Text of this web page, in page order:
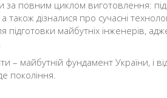
за повним циклом виготовлення:
також дізналися про сучасні
підготовки майбутніх інженерів,
– майбутній фундамент України, і
покоління.